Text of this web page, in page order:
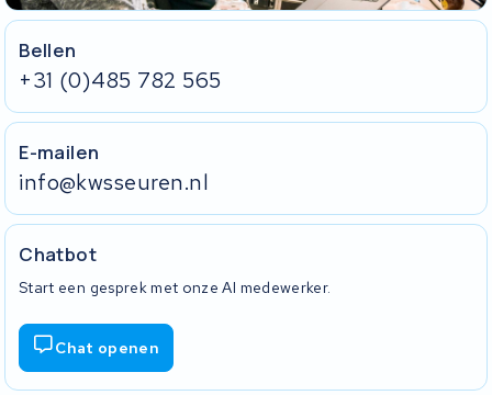
Bellen
+31 (0)485 782 565
E-mailen
info@kwsseuren.nl
Chatbot
Start een gesprek met onze AI medewerker.
Chat openen